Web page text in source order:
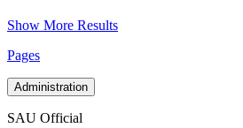
Show More Results
Pages
Administration
SAU Official